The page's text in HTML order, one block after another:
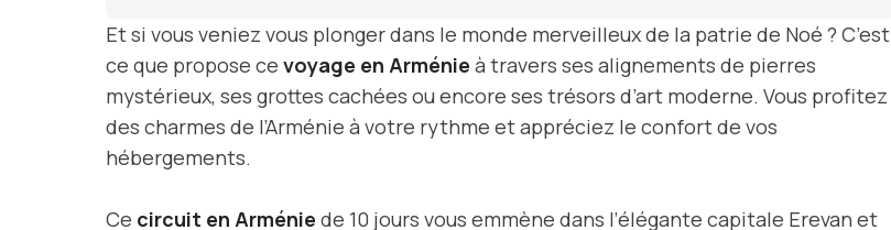
Et si vous veniez vous plonger dans le monde merveilleux de la patrie de Noé ? C’est
ce que propose ce voyage en Arménie à travers ses alignements de pierres
mystérieux, ses grottes cachées ou encore ses trésors d’art moderne. Vous profitez
des charmes de l’Arménie à votre rythme et appréciez le confort de vos
hébergements.
Ce circuit en Arménie de 10 jours vous emmène dans l’élégante capitale Erevan et